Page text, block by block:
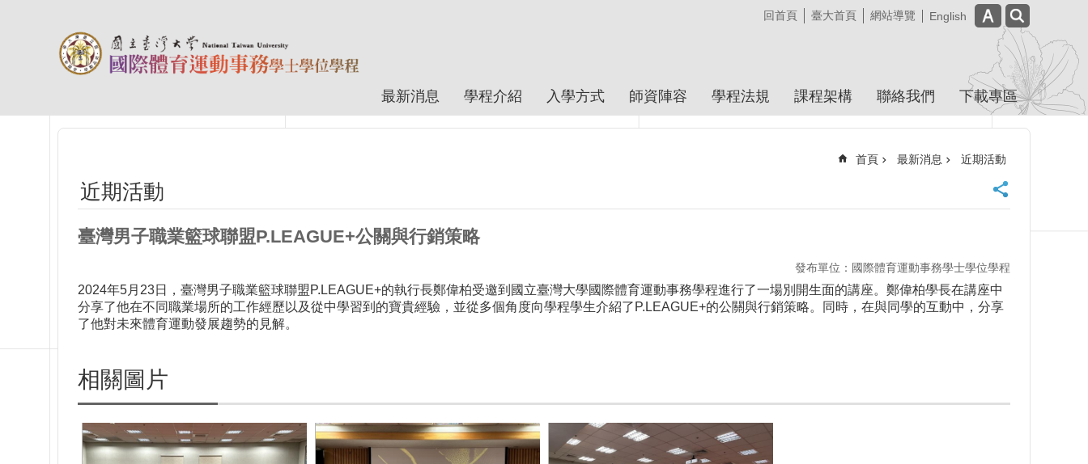
回首頁 臺大首頁 網站導覽 English
最新消息 學程介紹 入學方式 師資陣容 學程法規 課程架構 聯絡我們 下載專區
首頁 最新消息 近期活動
近期活動
臺灣男子職業籃球聯盟P.LEAGUE+公關與行銷策略
發布單位：國際體育運動事務學士學位學程
2024年5月23日，臺灣男子職業籃球聯盟P.LEAGUE+的執行長鄭偉柏受邀到國立臺灣大學國際體育運動事務學程進行了一場別開生面的講座。鄭偉柏學長在講座中
分享了他在不同職業場所的工作經歷以及從中學習到的寶貴經驗，並從多個角度向學程學生介紹了P.LEAGUE+的公關與行銷策略。同時，在與同學的互動中，分享
了他對未來體育運動發展趨勢的見解。
相關圖片